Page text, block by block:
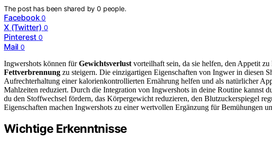
The post has been shared by0 people.
Facebook 0
X (Twitter) 0
Pinterest 0
Mail 0
Ingwershots können fürGewichtsverlust vorteilhaft sein, da sie helfen, den Appetit
Fettverbrennung zu steigern. Die einzigartigen Eigenschaften von Ingwer in diesen
Aufrechterhaltung einer kalorienkontrollierten Ernährung helfen und als natürlicher
Mahlzeiten reduziert. Durch die Integration von Ingwershots in deine Routine kannst
du den Stoffwechsel fördern, das Körpergewicht reduzieren, den Blutzuckerspiegel
Eigenschaften machen Ingwershots zu einer wertvollen Ergänzung für Bemühungen
Wichtige Erkenntnisse